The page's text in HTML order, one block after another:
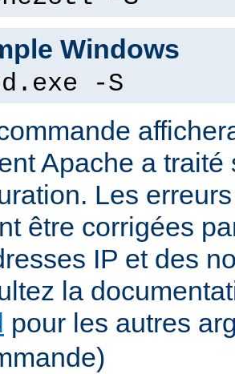
Windows
-S
Apache a traité
Les
être corrigées
IP et des
la
pour les autres